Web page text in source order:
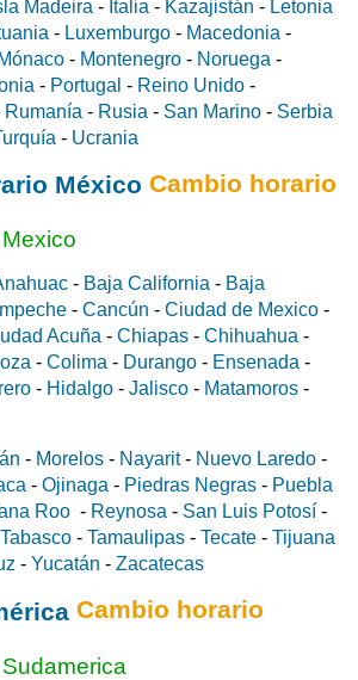
Madeira - Italia - Kazajistán - Letonia
- Luxemburgo - Macedonia -
Mónaco - Montenegro - Noruega -
- Portugal - Reino Unido -
Rumanía - Rusia - San Marino - Serbia
- Ucrania
Cambio horario
- Baja California - Baja
- Cancún - Ciudad de Mexico -
Acuña - Chiapas - Chihuahua -
- Colima - Durango - Ensenada -
- Hidalgo - Jalisco - Matamoros -
- Morelos - Nayarit- Nuevo Laredo -
- Ojinaga - Piedras Negras - Puebla
Roo - Reynosa - San Luis Potosí -
Tabasco - Tamaulipas - Tecate - Tijuana
- Yucatán - Zacatecas
Cambio horario